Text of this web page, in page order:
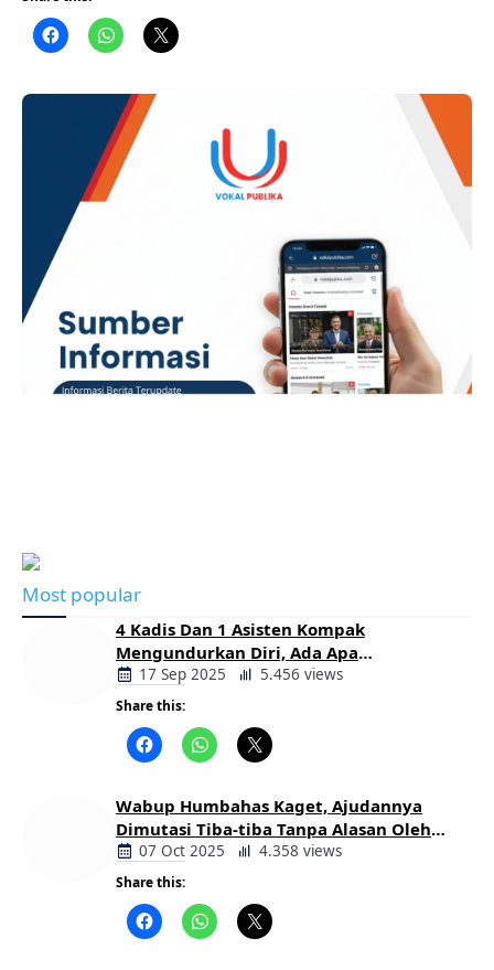
Inventarisasi Barang Milik Negara (BMN) melaksanakan
kegiatan inventarisasi aset di seluruh lingkungan kantor.
ADVERTISEMENT Kegiatan ini merupakan bagian dari
memastikan seluruh Barang Milik Negara yang berada di
bawah pengelolaannya tercatat …
Most popular
4 Kadis Dan 1 Asisten Kompak
Mengundurkan Diri, Ada Apa
Pemerintahan Oloan
17 Sep 2025 5.456 views
Share this:
Wabup Humbahas Kaget, Ajudannya
Dimutasi Tiba-tiba Tanpa Alasan Oleh
Bupati
07 Oct 2025 4.358 views
Share this: